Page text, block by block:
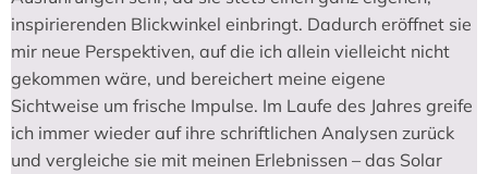
inspirierenden Blickwinkel einbringt. Dadurch eröffnet sie
mir neue Perspektiven, auf die ich allein vielleicht nicht
gekommen wäre, und bereichert meine eigene
Sichtweise um frische Impulse. Im Laufe des Jahres greife
ich immer wieder auf ihre schriftlichen Analysen zurück
und vergleiche sie mit meinen Erlebnissen – das Solar